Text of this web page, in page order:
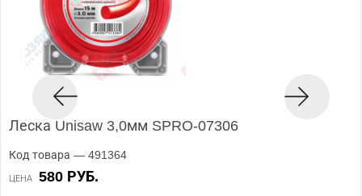
Леска Unisaw 3,0мм SPRO-07306
Код товара — 491364
ЦЕНА 580 РУБ.